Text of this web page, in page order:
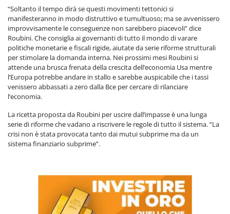
“Soltanto il tempo dirà se questi movimenti tettonici si
manifesteranno in modo distruttivo e tumultuoso; ma se avvenissero
improvvisamente le conseguenze non sarebbero piacevoli” dice
Roubini. Che consiglia ai governanti di tutto il mondo di varare
politiche monetarie e fiscali rigide, aiutate da serie riforme strutturali
per stimolare la domanda interna. Nei prossimi mesi Roubini si
attende una brusca frenata della crescita dell’economia Usa mentre
l’Europa potrebbe andare in stallo e sarebbe auspicabile che i tassi
venissero abbassati a zero dalla Bce per cercare di rilanciare
l’economia.
La ricetta proposta da Roubini per uscire dall’impasse è una lunga
serie di riforme che vadano a riscrivere le regole di tutto il sistema. “La
crisi non è stata provocata tanto dai mutui subprime ma da un
sistema finanziario subprime”.